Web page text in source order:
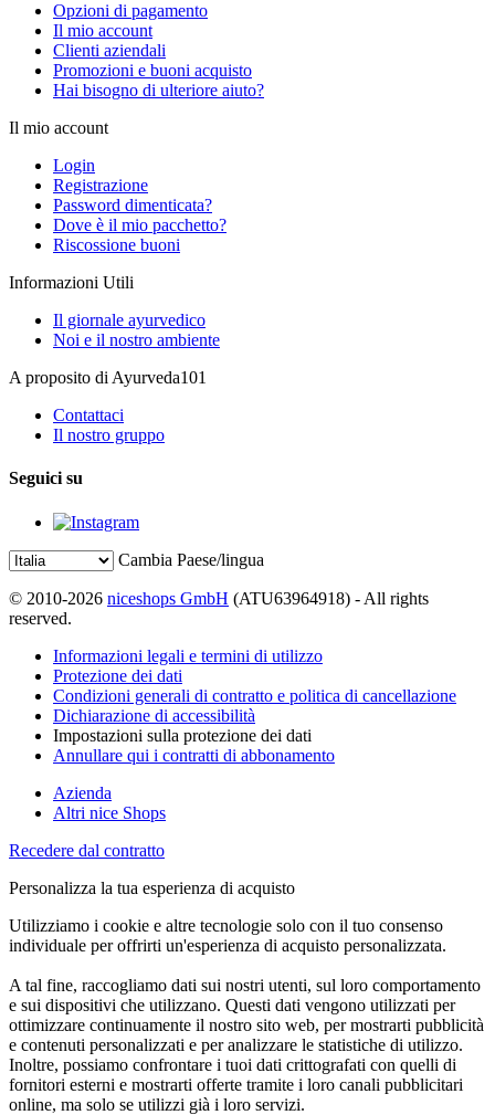
Opzioni di pagamento
Il mio account
Clienti aziendali
Promozioni e buoni acquisto
Hai bisogno di ulteriore aiuto?
Il mio account
Login
Registrazione
Password dimenticata?
Dove è il mio pacchetto?
Riscossione buoni
Informazioni Utili
Il giornale ayurvedico
Noi e il nostro ambiente
A proposito di Ayurveda101
Contattaci
Il nostro gruppo
Seguici su
Cambia Paese/lingua
© 2010-2026 niceshops GmbH (ATU63964918) - All rights
reserved.
Informazioni legali e termini di utilizzo
Protezione dei dati
Condizioni generali di contratto e politica di cancellazione
Dichiarazione di accessibilità
Impostazioni sulla protezione dei dati
Annullare qui i contratti di abbonamento
Azienda
Altri nice Shops
Recedere dal contratto
Personalizza la tua esperienza di acquisto
Utilizziamo i cookie e altre tecnologie solo con il tuo consenso
individuale per offrirti un'esperienza di acquisto personalizzata.
A tal fine, raccogliamo dati sui nostri utenti, sul loro comportamento
e sui dispositivi che utilizzano. Questi dati vengono utilizzati per
ottimizzare continuamente il nostro sito web, per mostrarti pubblicità
e contenuti personalizzati e per analizzare le statistiche di utilizzo.
Inoltre, possiamo confrontare i tuoi dati crittografati con quelli di
fornitori esterni e mostrarti offerte tramite i loro canali pubblicitari
online, ma solo se utilizzi già i loro servizi.